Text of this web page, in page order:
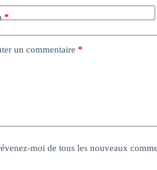
*
un commentaire *
moi de tous les nouveaux